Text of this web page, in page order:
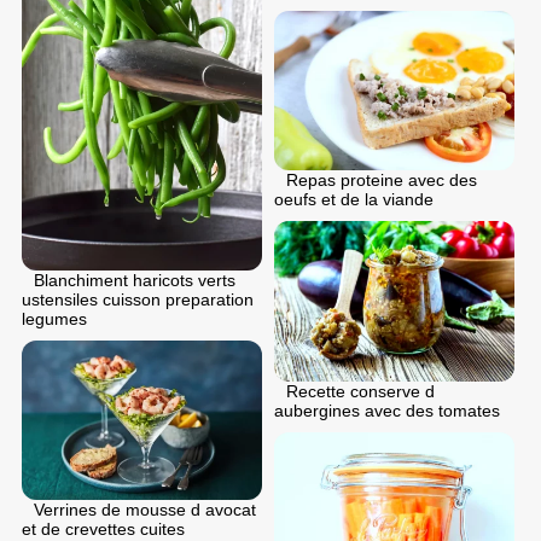
Blanchiment haricots verts
ustensiles cuisson preparation
legumes
Repas proteine avec des
oeufs et de la viande
Recette conserve d
aubergines avec des tomates
Verrines de mousse d avocat
et de crevettes cuites